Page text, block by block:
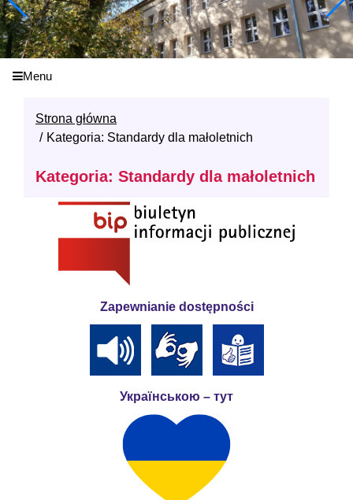
Menu
Zapewnianie dostępności
Українською – тут
Strona główna
Kategoria: Standardy dla małoletnich
Kategoria: Standardy dla małoletnich